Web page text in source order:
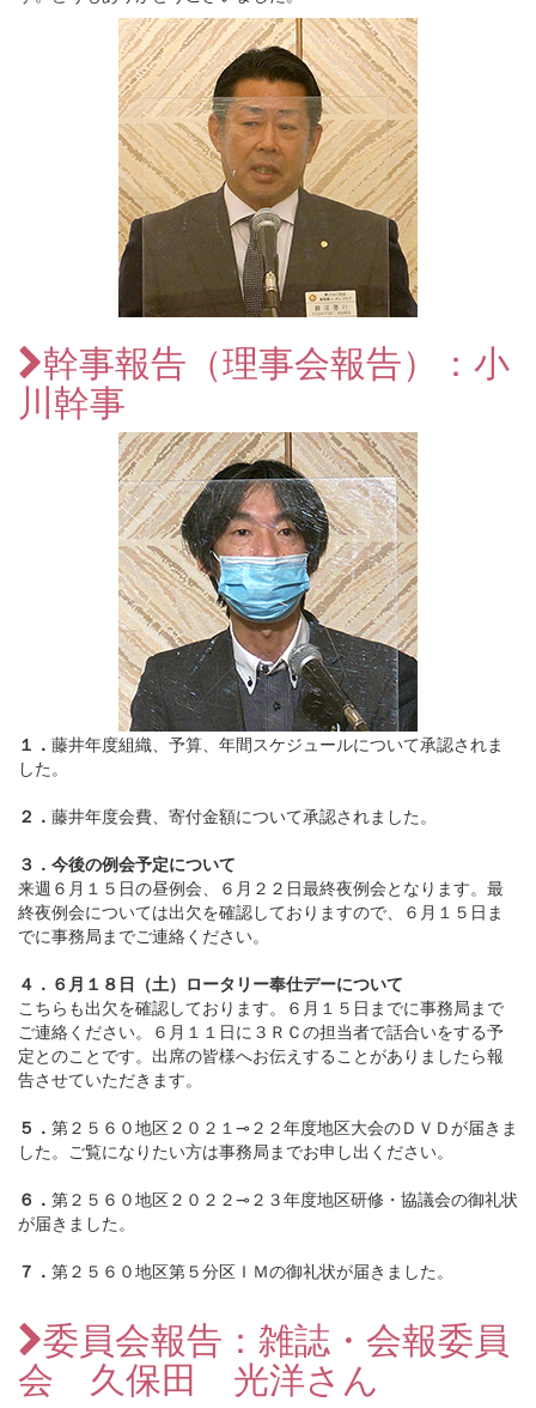
幹事報告（理事会報告）：小
川幹事
１． 藤井年度組織、予算、年間スケジュールについて承認されま
した。
２． 藤井年度会費、寄付金額について承認されました。
３．今後の例会予定について
来週６月１５日の昼例会、６月２２日最終夜例会となります。最
終夜例会については出欠を確認しておりますので、６月１５日ま
でに事務局までご連絡ください。
４．６月１８日（土）ロータリー奉仕デーについて
こちらも出欠を確認しております。６月１５日までに事務局まで
ご連絡ください。６月１１日に３ＲＣの担当者で話合いをする予
定とのことです。出席の皆様へお伝えすることがありましたら報
告させていただきます。
５． 第２５６０地区２０２１⊸２２年度地区大会のＤＶＤが届きま
した。ご覧になりたい方は事務局までお申し出ください。
６． 第２５６０地区２０２２⊸２３年度地区研修・協議会の御礼状
が届きました。
７． 第２５６０地区第５分区ＩＭの御礼状が届きました。
委員会報告：雑誌・会報委員
会 久保田 光洋さん